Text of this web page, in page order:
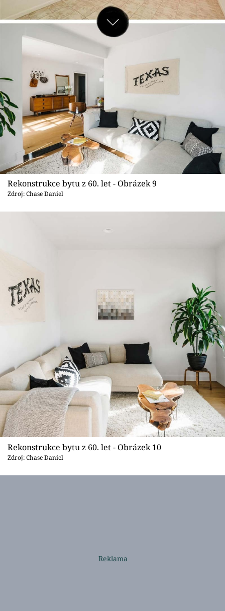
Rekonstrukce bytu z 60. let - Obrázek 9
Zdroj: Chase Daniel
Rekonstrukce bytu z 60. let - Obrázek 10
Zdroj: Chase Daniel